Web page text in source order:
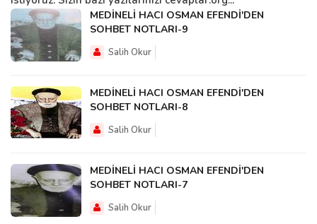
MEDİNELİ HACI OSMAN EFENDİ'DEN
SOHBET NOTLARI-9
Salih Okur
MEDİNELİ HACI OSMAN EFENDİ'DEN
SOHBET NOTLARI-8
Salih Okur
MEDİNELİ HACI OSMAN EFENDİ'DEN
SOHBET NOTLARI-7
Salih Okur